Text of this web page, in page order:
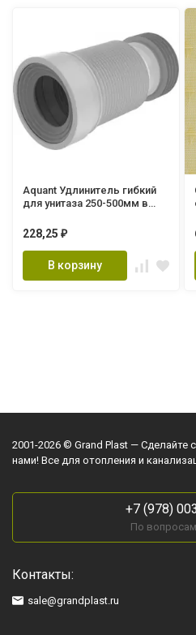
Aquant Удлинитель гибкий
для унитаза 250-500мм в
(T828-22-MR)
228,25 ₽
В корзину
2001-2026 © Grand Plast —
нами! Все для отопления и
+7 (978)
По
Контакты:
sale@grandplast.ru